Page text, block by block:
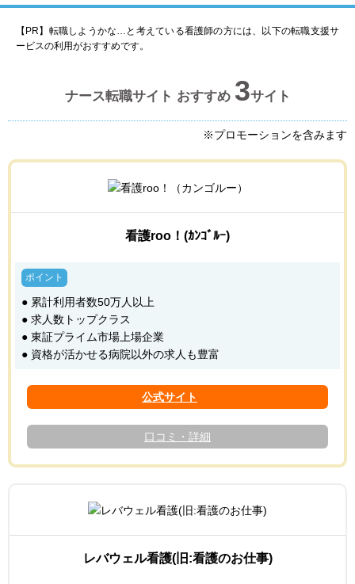
【PR】転職しようかな…と考えている看護師の方には、以下の転職支援サ
ービスの利用がおすすめです。
ナース転職サイト おすすめ 3サイト
※プロモーションを含みます
看護roo！(ｶﾝｺﾞﾙｰ)
● 累計利用者数50万人以上
● 求人数トップクラス
● 東証プライム市場上場企業
● 資格が活かせる病院以外の求人も豊富
口コミ・詳細
レバウェル看護(旧:看護のお仕事)